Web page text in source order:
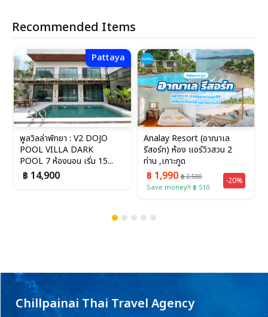
Recommended Items
Pattaya
พูลวิลล่าพัทยา : V2 DOJO
POOL VILLA DARK
POOL 7 ห้องนอน เริ่ม 15...
฿ 14,900
Analay Resort (อาณาเล
รีสอร์ท) ห้อง แอร์วิวสวน 2
ท่าน ,เกาะกูด
฿ 1,990฿ 2,500
Save money!! ฿ 510
-20%
Chillpainai Thai Travel Agency